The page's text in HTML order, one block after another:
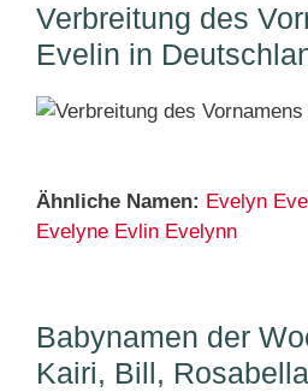
Verbreitung des
Evelin in
Ähnliche Namen: Evelyn
Evelyne Evlin Evelynn
Babynamen der
Kairi, Bill,